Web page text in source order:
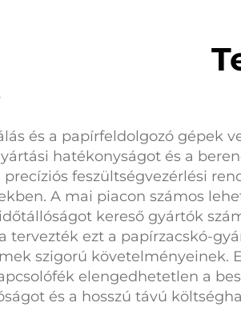
és a papírfeldolgozó gépek
hatékonyságot és a
feszültségvezérlési
A mai piacon számos
kereső gyártók
tervezték ezt a papírzacskó-
szigorú követelményeinek.
elengedhetetlen a
és a hosszú távú